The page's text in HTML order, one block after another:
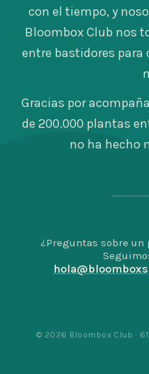
con el tiempo, y
Bloombox Club nos
entre bastidores para
Gracias por
de 200.000 plantas
no ha hecho
¿Preguntas sobre
© 2026 Bloombox Club ·